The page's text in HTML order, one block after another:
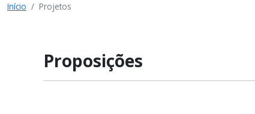
Início Projetos
Proposições